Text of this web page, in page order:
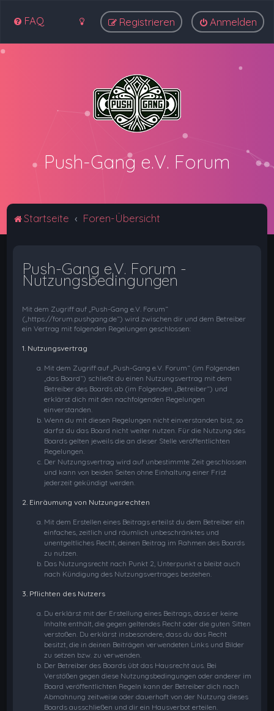
FAQ Anmelden
Registrieren
Push-Gang e.V. Forum
Startseite Foren-Übersicht
Push-Gang e.V. Forum -
Nutzungsbedingungen
Mit dem Zugriff auf „Push-Gang e.V. Forum“
(„https://forum.pushgang.de“) wird zwischen dir und dem Betreiber
ein Vertrag mit folgenden Regelungen geschlossen:
1. Nutzungsvertrag
Mit dem Zugriff auf „Push-Gang e.V. Forum“ (im Folgenden
„das Board“) schließt du einen Nutzungsvertrag mit dem
Betreiber des Boards ab (im Folgenden „Betreiber“) und
erklärst dich mit den nachfolgenden Regelungen
einverstanden.
Wenn du mit diesen Regelungen nicht einverstanden bist, so
darfst du das Board nicht weiter nutzen. Für die Nutzung des
Boards gelten jeweils die an dieser Stelle veröffentlichten
Regelungen.
Der Nutzungsvertrag wird auf unbestimmte Zeit geschlossen
und kann von beiden Seiten ohne Einhaltung einer Frist
jederzeit gekündigt werden.
2. Einräumung von Nutzungsrechten
Mit dem Erstellen eines Beitrags erteilst du dem Betreiber ein
einfaches, zeitlich und räumlich unbeschränktes und
unentgeltliches Recht, deinen Beitrag im Rahmen des Boards
zu nutzen.
Das Nutzungsrecht nach Punkt 2, Unterpunkt a bleibt auch
nach Kündigung des Nutzungsvertrages bestehen.
3. Pflichten des Nutzers
Du erklärst mit der Erstellung eines Beitrags, dass er keine
Inhalte enthält, die gegen geltendes Recht oder die guten Sitten
verstoßen. Du erklärst insbesondere, dass du das Recht
besitzt, die in deinen Beiträgen verwendeten Links und Bilder
zu setzen bzw. zu verwenden.
Der Betreiber des Boards übt das Hausrecht aus. Bei
Verstößen gegen diese Nutzungsbedingungen oder anderer im
Board veröffentlichten Regeln kann der Betreiber dich nach
Abmahnung zeitweise oder dauerhaft von der Nutzung dieses
Boards ausschließen und dir ein Hausverbot erteilen.